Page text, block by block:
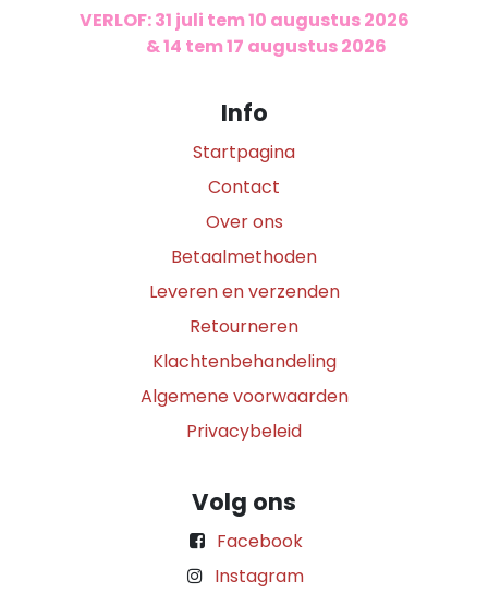
VERLOF: 31 juli tem 10 augustus 2026
& 14 tem 17 augustus 2026
Info
Startpagina
Contact
Over ons
Betaalmethoden
Leveren en verzenden
Retourneren
Klachtenbehandeling
Algemene voorwaarden
Privacybeleid
Volg ons
Facebook
Instagram